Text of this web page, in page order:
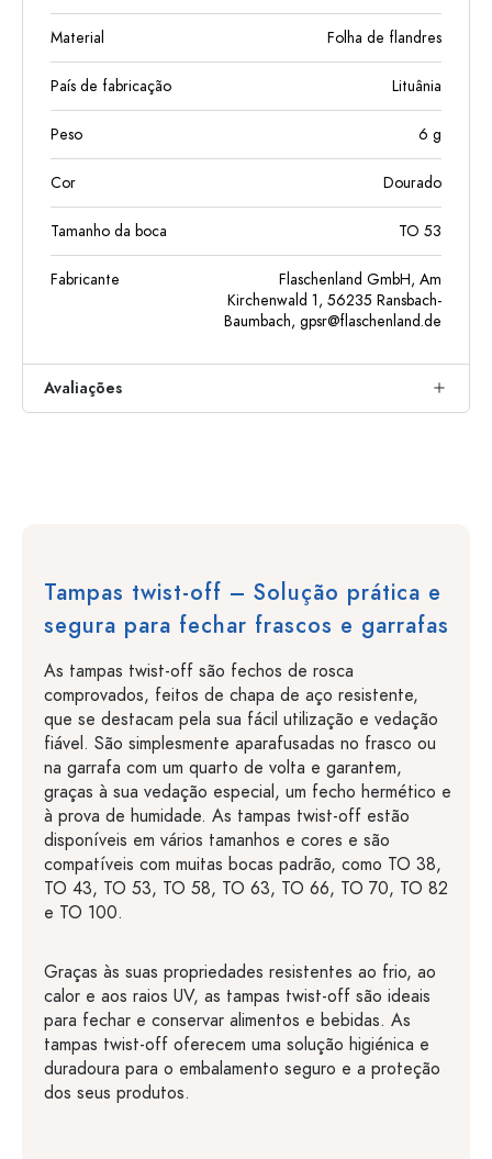
Material Folha de flandres
País de fabricação Lituânia
Peso 6 g
Cor Dourado
Tamanho da boca TO 53
Fabricante
Flaschenland GmbH, Am
Kirchenwald 1, 56235 Ransbach-
Baumbach, gpsr@flaschenland.de
Avaliações
Tampas twist-off – Solução prática e
segura para fechar frascos e garrafas
As tampas twist-off são fechos de rosca
comprovados, feitos de chapa de aço resistente,
que se destacam pela sua fácil utilização e vedação
fiável. São simplesmente aparafusadas no frasco ou
na garrafa com um quarto de volta e garantem,
graças à sua vedação especial, um fecho hermético e
à prova de humidade. As tampas twist-off estão
disponíveis em vários tamanhos e cores e são
compatíveis com muitas bocas padrão, como TO 38,
TO 43, TO 53, TO 58, TO 63, TO 66, TO 70, TO 82
e TO 100.
Graças às suas propriedades resistentes ao frio, ao
calor e aos raios UV, as tampas twist-off são ideais
para fechar e conservar alimentos e bebidas. As
tampas twist-off oferecem uma solução higiénica e
duradoura para o embalamento seguro e a proteção
dos seus produtos.